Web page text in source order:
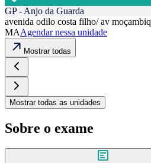
GP - Anjo da Guarda
avenida odilo costa filho/ av
MAAgendar nessa unidade
Mostrar todas
Mostrar todas as unidades
Sobre o exame